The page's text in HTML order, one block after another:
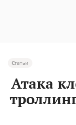
Статьи
Атака